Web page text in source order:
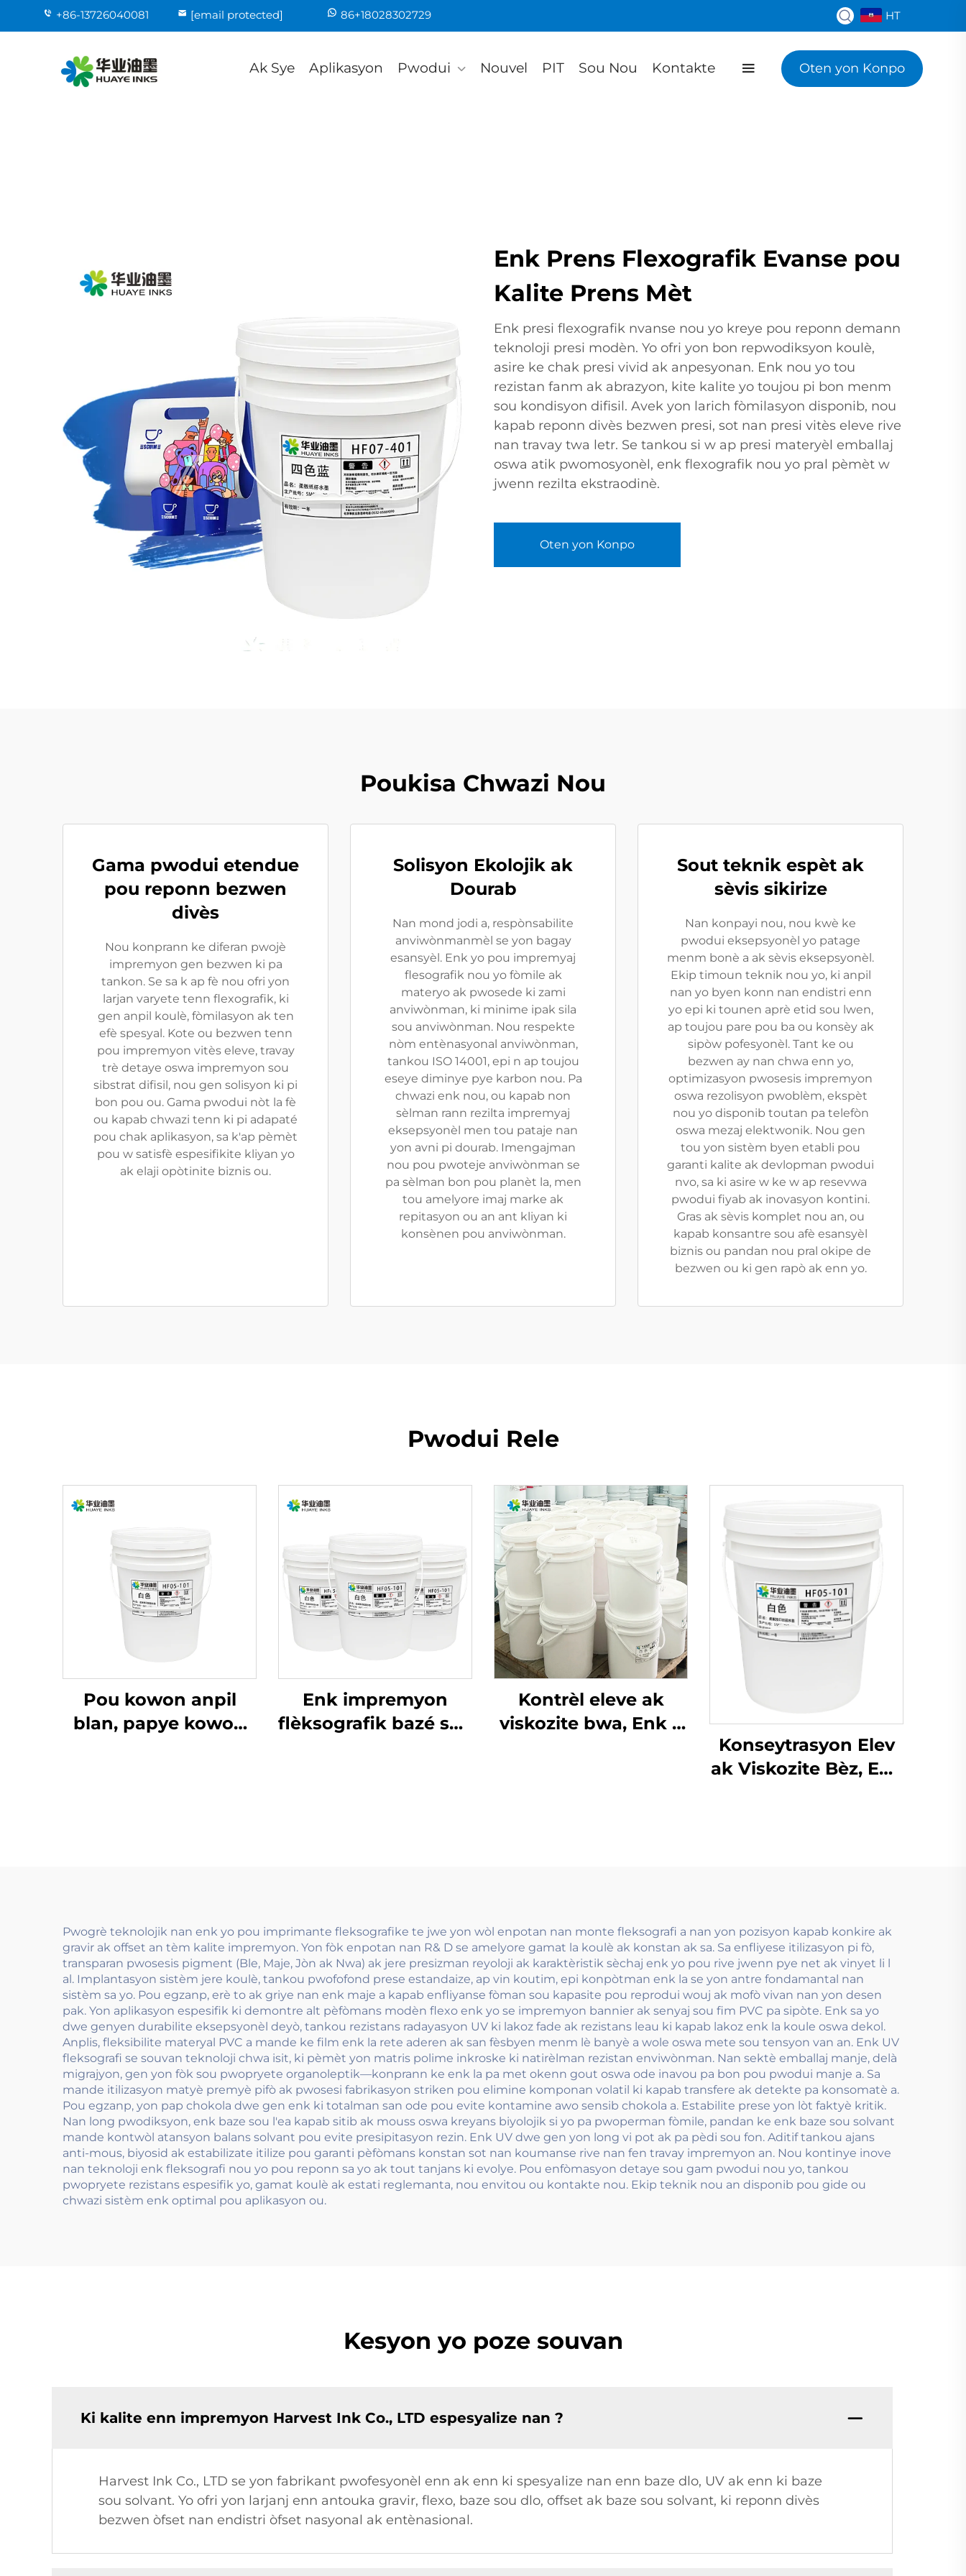
+86-13726040081 [email protected] 86+18028302729 HT
Ak Sye Aplikasyon Pwodui Nouvel PIT Sou Nou Kontakte Oten yon Konpo
Enk Prens Flexografik Evanse pou
Kalite Prens Mèt
Enk presi flexografik nvanse nou yo kreye pou reponn demann
teknoloji presi modèn. Yo ofri yon bon repwodiksyon koulè,
asire ke chak presi vivid ak anpesyonan. Enk nou yo tou
rezistan fanm ak abrazyon, kite kalite yo toujou pi bon menm
sou kondisyon difisil. Avek yon larich fòmilasyon disponib, nou
kapab reponn divès bezwen presi, sot nan presi vitès eleve rive
nan travay twa letr. Se tankou si w ap presi materyèl emballaj
oswa atik pwomosyonèl, enk flexografik nou yo pral pèmèt w
jwenn rezilta ekstraodinè.
Oten yon Konpo
Poukisa Chwazi Nou
Gama pwodui etendue
pou reponn bezwen
divès
Nou konprann ke diferan pwojè
impremyon gen bezwen ki pa
tankon. Se sa k ap fè nou ofri yon
larjan varyete tenn flexografik, ki
gen anpil koulè, fòmilasyon ak ten
efè spesyal. Kote ou bezwen tenn
pou impremyon vitès eleve, travay
trè detaye oswa impremyon sou
sibstrat difisil, nou gen solisyon ki pi
bon pou ou. Gama pwodui nòt la fè
ou kapab chwazi tenn ki pi adapaté
pou chak aplikasyon, sa k'ap pèmèt
pou w satisfè espesifikite kliyan yo
ak elaji opòtinite biznis ou.
Solisyon Ekolojik ak
Dourab
Nan mond jodi a, respònsabilite
anviwònmanmèl se yon bagay
esansyèl. Enk yo pou impremyaj
flesografik nou yo fòmile ak
materyo ak pwosede ki zami
anviwònman, ki minime ipak sila
sou anviwònman. Nou respekte
nòm entènasyonal anviwònman,
tankou ISO 14001, epi n ap toujou
eseye diminye pye karbon nou. Pa
chwazi enk nou, ou kapab non
sèlman rann rezilta impremyaj
eksepsyonèl men tou pataje nan
yon avni pi dourab. Imengajman
nou pou pwoteje anviwònman se
pa sèlman bon pou planèt la, men
tou amelyore imaj marke ak
repitasyon ou an ant kliyan ki
konsènen pou anviwònman.
Sout teknik espèt ak
sèvis sikirize
Nan konpayi nou, nou kwè ke
pwodui eksepsyonèl yo patage
menm bonè a ak sèvis eksepsyonèl.
Ekip timoun teknik nou yo, ki anpil
nan yo byen konn nan endistri enn
yo epi ki tounen aprè etid sou lwen,
ap toujou pare pou ba ou konsèy ak
sipòw pofesyonèl. Tant ke ou
bezwen ay nan chwa enn yo,
optimizasyon pwosesis impremyon
oswa rezolisyon pwoblèm, ekspèt
nou yo disponib toutan pa telefòn
oswa mezaj elektwonik. Nou gen
tou yon sistèm byen etabli pou
garanti kalite ak devlopman pwodui
nvo, sa ki asire w ke w ap resevwa
pwodui fiyab ak inovasyon kontini.
Gras ak sèvis komplet nou an, ou
kapab konsantre sou afè esansyèl
biznis ou pandan nou pral okipe de
bezwen ou ki gen rapò ak enn yo.
Pwodui Rele
Pou kowon anpil
blan, papye kowon
Enk impremyon
flèksografik bazé sou
Kontrèl eleve ak
viskozite bwa, Enk a
Konseytrasyon Elev
ak Viskozite Bèz, Enk
Pwogrè teknolojik nan enk yo pou imprimante fleksografike te jwe yon wòl enpotan nan monte fleksografi a nan yon pozisyon kapab konkire ak
gravir ak offset an tèm kalite impremyon. Yon fòk enpotan nan R& D se amelyore gamat la koulè ak konstan ak sa. Sa enfliyese itilizasyon pi fò,
transparan pwosesis pigment (Ble, Maje, Jòn ak Nwa) ak jere presizman reyoloji ak karaktèristik sèchaj enk yo pou rive jwenn pye net ak vinyet li l
al. Implantasyon sistèm jere koulè, tankou pwofofond prese estandaize, ap vin koutim, epi konpòtman enk la se yon antre fondamantal nan
sistèm sa yo. Pou egzanp, erè to ak griye nan enk maje a kapab enfliyanse fòman sou kapasite pou reprodui wouj ak mofò vivan nan yon desen
pak. Yon aplikasyon espesifik ki demontre alt pèfòmans modèn flexo enk yo se impremyon bannier ak senyaj sou fim PVC pa sipòte. Enk sa yo
dwe genyen durabilite eksepsyonèl deyò, tankou rezistans radayasyon UV ki lakoz fade ak rezistans leau ki kapab lakoz enk la koule oswa dekol.
Anplis, fleksibilite materyal PVC a mande ke film enk la rete aderen ak san fèsbyen menm lè banyè a wole oswa mete sou tensyon van an. Enk UV
fleksografi se souvan teknoloji chwa isit, ki pèmèt yon matris polime inkroske ki natirèlman rezistan enviwònman. Nan sektè emballaj manje, delà
migrajyon, gen yon fòk sou pwopryete organoleptik—konprann ke enk la pa met okenn gout oswa ode inavou pa bon pou pwodui manje a. Sa
mande itilizasyon matyè premyè pifò ak pwosesi fabrikasyon striken pou elimine komponan volatil ki kapab transfere ak detekte pa konsomatè a.
Pou egzanp, yon pap chokola dwe gen enk ki totalman san ode pou evite kontamine awo sensib chokola a. Estabilite prese yon lòt faktyè kritik.
Nan long pwodiksyon, enk baze sou l'ea kapab sitib ak mouss oswa kreyans biyolojik si yo pa pwoperman fòmile, pandan ke enk baze sou solvant
mande kontwòl atansyon balans solvant pou evite presipitasyon rezin. Enk UV dwe gen yon long vi pot ak pa pèdi sou fon. Aditif tankou ajans
anti-mous, biyosid ak estabilizate itilize pou garanti pèfòmans konstan sot nan koumanse rive nan fen travay impremyon an. Nou kontinye inove
nan teknoloji enk fleksografi nou yo pou reponn sa yo ak tout tanjans ki evolye. Pou enfòmasyon detaye sou gam pwodui nou yo, tankou
pwopryete rezistans espesifik yo, gamat koulè ak estati reglemanta, nou envitou ou kontakte nou. Ekip teknik nou an disponib pou gide ou
chwazi sistèm enk optimal pou aplikasyon ou.
Kesyon yo poze souvan
Ki kalite enn impremyon Harvest Ink Co., LTD espesyalize nan ?
Harvest Ink Co., LTD se yon fabrikant pwofesyonèl enn ak enn ki spesyalize nan enn baze dlo, UV ak enn ki baze
sou solvant. Yo ofri yon larjanj enn antouka gravir, flexo, baze sou dlo, offset ak baze sou solvant, ki reponn divès
bezwen òfset nan endistri òfset nasyonal ak entènasional.